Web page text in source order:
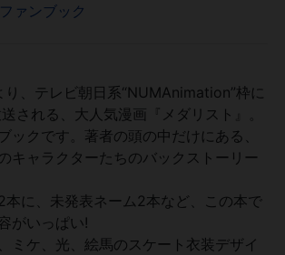
ファンブック
、テレビ朝日系“NUMAnimation”枠に
される、大人気漫画『メダリスト』。
ックです。著者の頭の中だけにある、
キャラクターたちのバックストーリー
本に、未発表ネーム2本など、この本で
がいっぱい!
ミケ、光、絵馬のスケート衣装デザイ